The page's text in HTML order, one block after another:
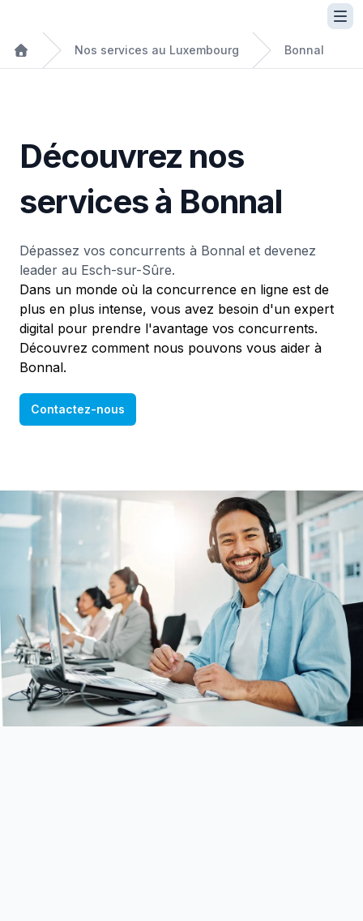
Nos services au Luxembourg Bonnal
Découvrez nos
services à Bonnal
Dépassez vos concurrents à Bonnal et devenez
leader au Esch-sur-Sûre.
Dans un monde où la concurrence en ligne est de
plus en plus intense, vous avez besoin d'un expert
digital pour prendre l'avantage vos concurrents.
Découvrez comment nous pouvons vous aider à
Bonnal.
Contactez-nous